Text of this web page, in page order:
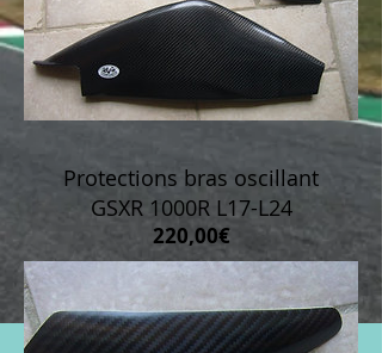
Protections bras oscillant
GSXR 1000R L17-L24
220,00€Prix